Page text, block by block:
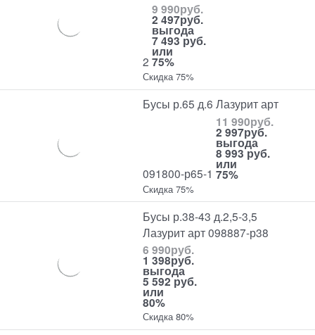
2
9 990руб.
2 497руб.
выгода
7 493 руб.
или
75%
Скидка 75%
Бусы р.65 д.6 Лазурит арт
091800-р65-1
11 990руб.
2 997руб.
выгода
8 993 руб.
или
75%
Скидка 75%
Бусы р.38-43 д.2,5-3,5
Лазурит арт 098887-р38
6 990руб.
1 398руб.
выгода
5 592 руб.
или
80%
Скидка 80%